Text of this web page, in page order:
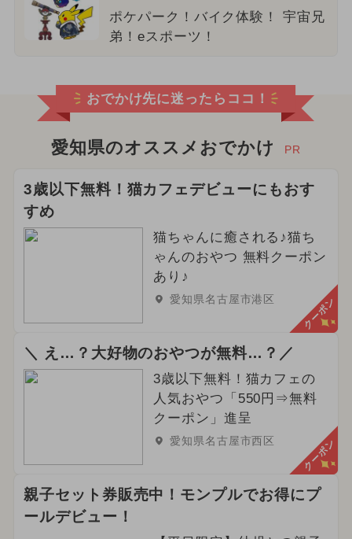
ポケパーク！バイク体験！ 宇宙兄
弟！eスポーツ！
おでかけ先に迷ったらココ！
愛知県のオススメおでかけ PR
3歳以下無料！猫カフェデビューにもおす
すめ
猫ちゃんに癒される♪猫ち
ゃんのおやつ 無料クーポン
あり♪
愛知県名古屋市港区 クーポン
＼ え…？大好物のおやつが無料…？／
3歳以下無料！猫カフェの
人気おやつ「550円⇒無料
クーポン」進呈
愛知県名古屋市西区 クーポン
親子セット券販売中！モンプルでお得にプ
ールデビュー！